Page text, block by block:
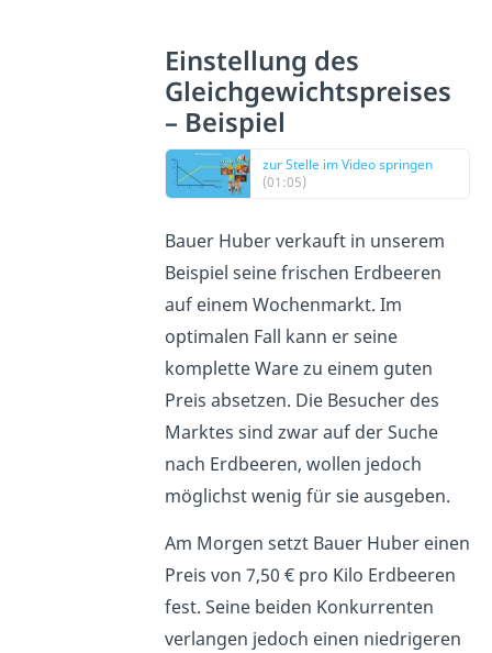
Einstellung des
Gleichgewichtspreises
– Beispiel
zur Stelle im Video springen
(01:05)
Bauer Huber verkauft in unserem
Beispiel seine frischen Erdbeeren
auf einem Wochenmarkt. Im
optimalen Fall kann er seine
komplette Ware zu einem guten
Preis absetzen. Die Besucher des
Marktes sind zwar auf der Suche
nach Erdbeeren, wollen jedoch
möglichst wenig für sie ausgeben.
Am Morgen setzt Bauer Huber einen
Preis von 7,50 € pro Kilo Erdbeeren
fest. Seine beiden Konkurrenten
verlangen jedoch einen niedrigeren